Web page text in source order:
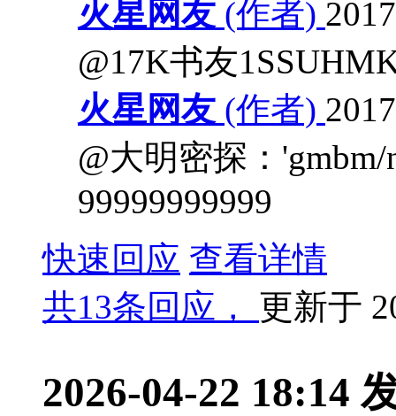
火星网友 (作者)
@17K书友
火星网友 (作者)
@大明密探：'gmbm/
99999999999
快速回应 查看详情
共13条回应， 更新于
2026-04-22 18:14